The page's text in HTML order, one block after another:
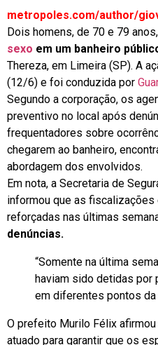
metropoles.com/author/
Dois homens, de 70 e 79 anos,
sexo em um banheiro
Thereza, em Limeira (SP). A
(12/6) e foi conduzida por
Segundo a corporação, os
preventivo no local após
frequentadores sobre
chegarem ao banheiro,
abordagem dos envolvidos.
Em nota, a Secretaria de
informou que as
reforçadas nas últimas
denúncias.
“Somente na última
haviam sido detidas por
em diferentes pontos da
O prefeito Murilo Félix
atuado para garantir que os